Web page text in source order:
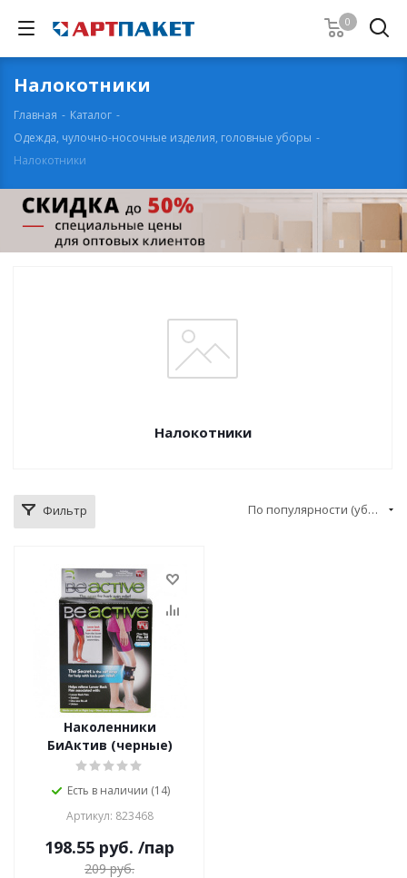
0
Налокотники
Главная - Каталог -
Одежда, чулочно-носочные изделия, головные уборы -
Налокотники
Налокотники
Фильтр По популярности (убывание)
Наколенники
БиАктив (черные)
Есть в наличии (14)
Артикул: 823468
198.55 руб. /пар
209руб.